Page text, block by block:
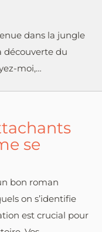
dans la jungle
découverte du
moi,…
se
bon roman
on s’identifie
est crucial pour